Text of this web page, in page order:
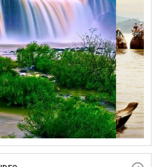
chuỗi hoạt động chào mừng
Việt Nam (28/7/1929 –...